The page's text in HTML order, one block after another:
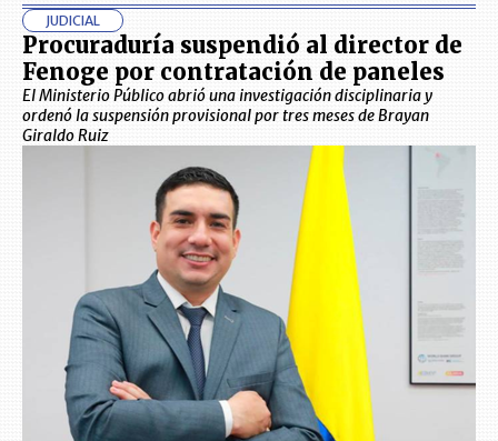
JUDICIAL
Procuraduría suspendió al director de
Fenoge por contratación de paneles
El Ministerio Público abrió una investigación disciplinaria y
ordenó la suspensión provisional por tres meses de Brayan
Giraldo Ruiz